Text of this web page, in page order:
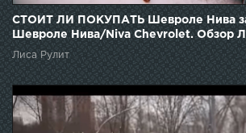
СТОИТ ЛИ ПОКУПАТЬ Шевроле Нива
Шевроле Нива/Niva Chevrolet. Обзор
Лиса Рулит